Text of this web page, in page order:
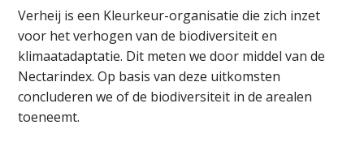
Verheij is een Kleurkeur-organisatie die zich inzet
voor het verhogen van de biodiversiteit en
klimaatadaptatie. Dit meten we door middel van de
Nectarindex. Op basis van deze uitkomsten
concluderen we of de biodiversiteit in de arealen
toeneemt.